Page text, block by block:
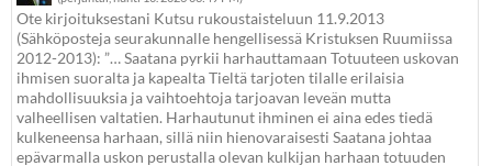
Ote kirjoituksestani Kutsu rukoustaisteluun 11.9.2013
(Sähköposteja seurakunnalle hengellisessä Kristuksen Ruumiissa
2012-2013): ”… Saatana pyrkii harhauttamaan Totuuteen uskovan
ihmisen suoralta ja kapealta Tieltä tarjoten tilalle erilaisia
mahdollisuuksia ja vaihtoehtoja tarjoavan leveän mutta
valheellisen valtatien. Harhautunut ihminen ei aina edes tiedä
kulkeneensa harhaan, sillä niin hienovaraisesti Saatana johtaa
epävarmalla uskon perustalla olevan kulkijan harhaan totuuden